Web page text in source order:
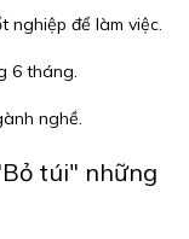
nghiệp để làm việc.
6 tháng.
nghề.
túi" những